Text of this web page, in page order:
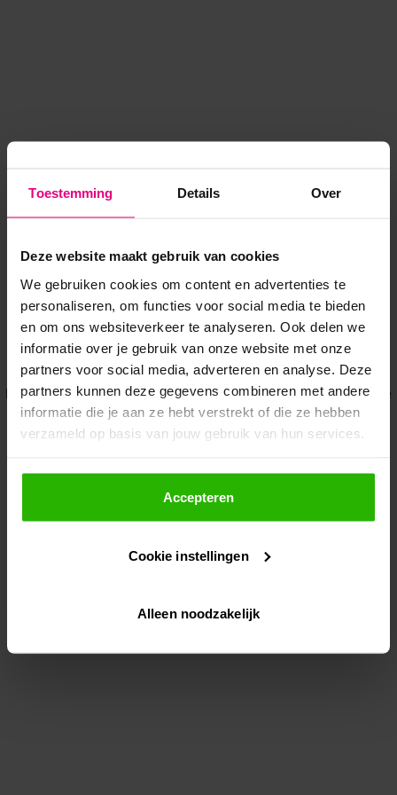
Toestemming Details Over
Deze website maakt gebruik van cookies
We gebruiken cookies om content en advertenties te
personaliseren, om functies voor social media te bieden
en om ons websiteverkeer te analyseren. Ook delen we
informatie over je gebruik van onze website met onze
partners voor social media, adverteren en analyse. Deze
partners kunnen deze gegevens combineren met andere
informatie die je aan ze hebt verstrekt of die ze hebben
verzameld op basis van jouw gebruik van hun services.
Als je op "Accepteer" klikt, dan geef je Voordeeluitjes.nl
toestemming om cookies voor social media en
gepersonaliseerde advertenties te plaatsen.
Lees hier meer over in onsprivacybeleid
Via "Cookie instellingen" kun je ook zelf instellen welke
Accepteren
Cookie instellingen
Alleen noodzakelijk
Application error: a client-side exception has occurred while
loadingwww.voordeeluitjes.nl (see the browser console for more
information).